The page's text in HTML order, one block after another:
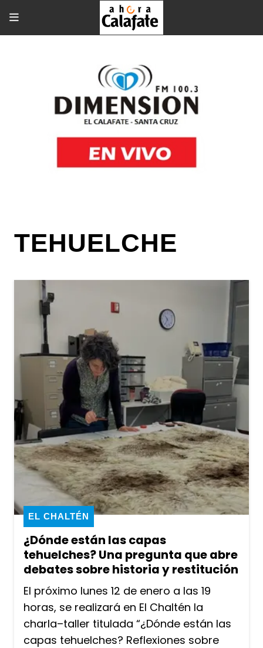
TEHUELCHE
¿Dónde están las capas
tehuelches? Una pregunta que abre
debates sobre historia y restitución
EL CHALTÉN
El próximo lunes 12 de enero a las 19
horas, se realizará en El Chaltén la
charla–taller titulada “¿Dónde están las
capas tehuelches? Reflexiones sobre